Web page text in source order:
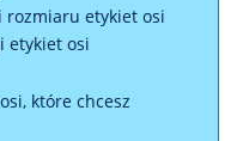
rozmiaru etykiet osi
etykiet osi
które chcesz